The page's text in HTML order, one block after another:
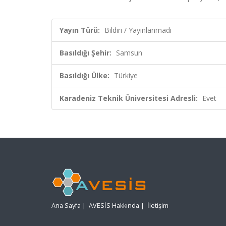
Yayın Türü: Bildiri / Yayınlanmadı
Basıldığı Şehir: Samsun
Basıldığı Ülke: Türkiye
Karadeniz Teknik Üniversitesi Adresli: Evet
Ana Sayfa | AVESİS Hakkında | İletişim